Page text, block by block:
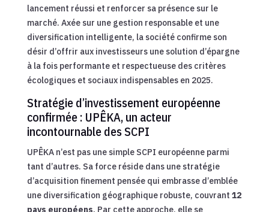
lancement réussi et renforcer sa présence sur le
marché. Axée sur une gestion responsable et une
diversification intelligente, la société confirme son
désir d’offrir aux investisseurs une solution d’épargne
à la fois performante et respectueuse des critères
écologiques et sociaux indispensables en 2025.
Stratégie d’investissement européenne
confirmée : UPÊKA, un acteur
incontournable des SCPI
UPÊKA n’est pas une simple SCPI européenne parmi
tant d’autres. Sa force réside dans une stratégie
d’acquisition finement pensée qui embrasse d’emblée
une diversification géographique robuste, couvrant 12
pays européens. Par cette approche, elle se